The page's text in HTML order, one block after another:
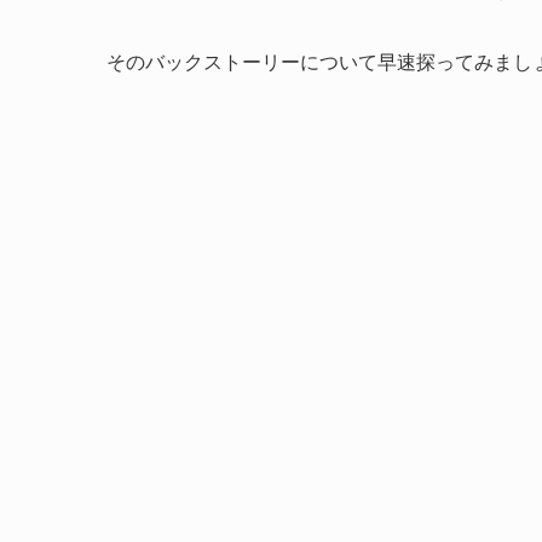
そのバックストーリーについて早速探ってみまし